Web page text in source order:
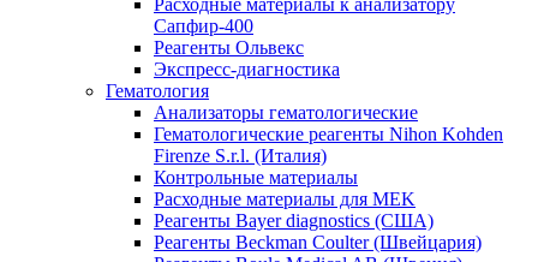
Расходные материалы к анализатору
Сапфир-400
Реагенты Ольвекс
Экспресс-диагностика
Гематология
Анализаторы гематологические
Гематологические реагенты Nihon Kohden
Firenze S.r.l. (Италия)
Контрольные материалы
Расходные материалы для MEK
Реагенты Bayer diagnostics (США)
Реагенты Beckman Coulter (Швейцария)